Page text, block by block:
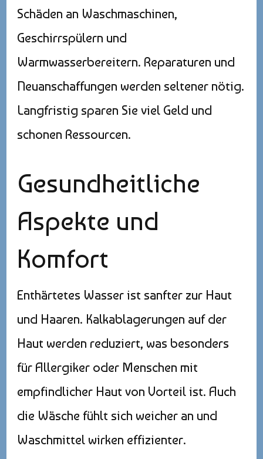
Schäden an Waschmaschinen,
Geschirrspülern und
Warmwasserbereitern. Reparaturen und
Neuanschaffungen werden seltener nötig.
Langfristig sparen Sie viel Geld und
schonen Ressourcen.
Gesundheitliche
Aspekte und
Komfort
Enthärtetes Wasser ist sanfter zur Haut
und Haaren. Kalkablagerungen auf der
Haut werden reduziert, was besonders
für Allergiker oder Menschen mit
empfindlicher Haut von Vorteil ist. Auch
die Wäsche fühlt sich weicher an und
Waschmittel wirken effizienter.